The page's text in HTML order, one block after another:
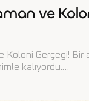
ve
Koloni Gerçeği! Bir
kalıyordu.…